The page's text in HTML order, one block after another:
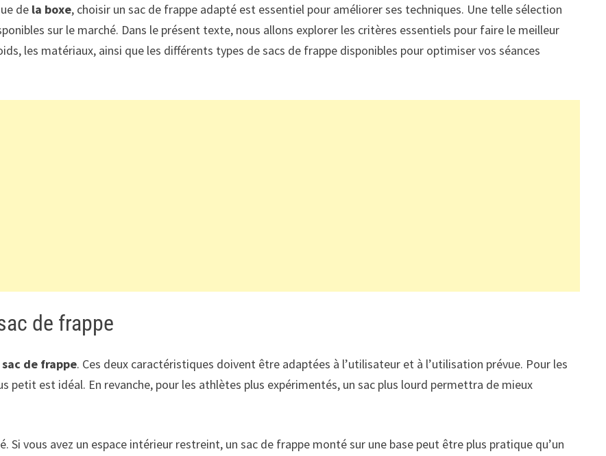
de la boxe, choisir un sac de frappe adapté est essentiel pour améliorer ses techniques. Une telle sélection
sur le marché. Dans le présent texte, nous allons explorer les critères essentiels pour faire le meilleur
les matériaux, ainsi que les différents types de sacs de frappe disponibles pour optimiser vos séances
de frappe
sac de frappe. Ces deux caractéristiques doivent être adaptées à l’utilisateur et à l’utilisation prévue. Pour les
petit est idéal. En revanche, pour les athlètes plus expérimentés, un sac plus lourd permettra de mieux
Si vous avez un espace intérieur restreint, un sac de frappe monté sur une base peut être plus pratique qu’un